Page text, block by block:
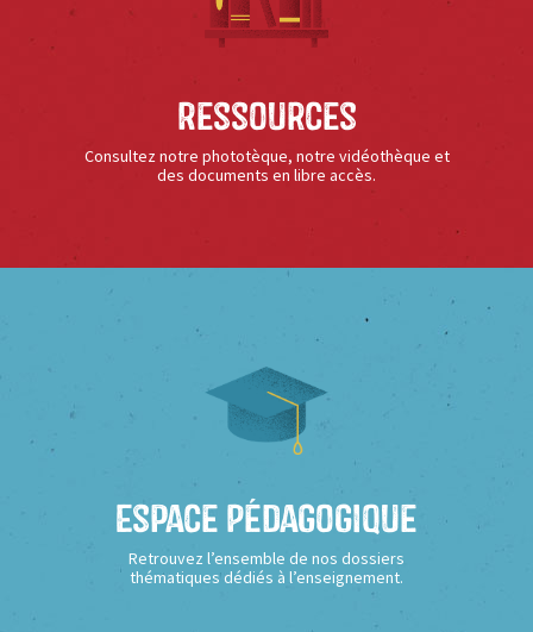
Ressources
Consultez notre phototèque, notre vidéothèque et
des documents en libre accès.
Espace Pédagogique
Retrouvez l’ensemble de nos dossiers
thématiques dédiés à l’enseignement.